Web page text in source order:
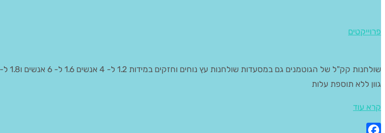
פרוייקטים
גוון ללא תוספת עלות
קרא עוד